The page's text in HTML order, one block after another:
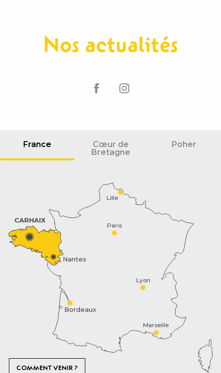
Nos actualités
France
Cœur de
Bretagne
Poher
Paris
Marseille
Lyon
Lille
Bordeaux
Nantes
CARHAIX
COMMENT VENIR ?